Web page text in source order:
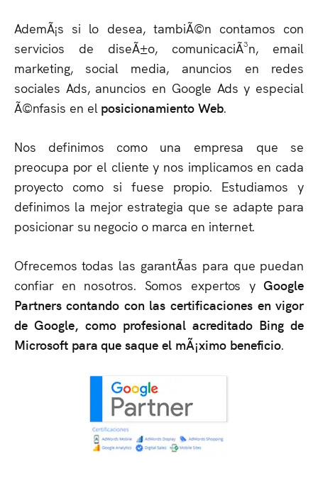
AdemÃ¡s si lo desea, tambiÃ©n contamos con
servicios de diseÃ±o, comunicaciÃ³n, email
marketing, social media, anuncios en redes
sociales Ads, anuncios en Google Ads y especial
Ã©nfasis en el posicionamiento Web.
Nos definimos como una empresa que se
preocupa por el cliente y nos implicamos en cada
proyecto como si fuese propio. Estudiamos y
definimos la mejor estrategia que se adapte para
posicionar su negocio o marca en internet.
Ofrecemos todas las garantÃ­as para que puedan
confiar en nosotros. Somos expertos yGoogle
Partners contando con las certificaciones en vigor
de Google, como profesional acreditado Bing de
Microsoft para que saque el mÃ¡ximo beneficio.